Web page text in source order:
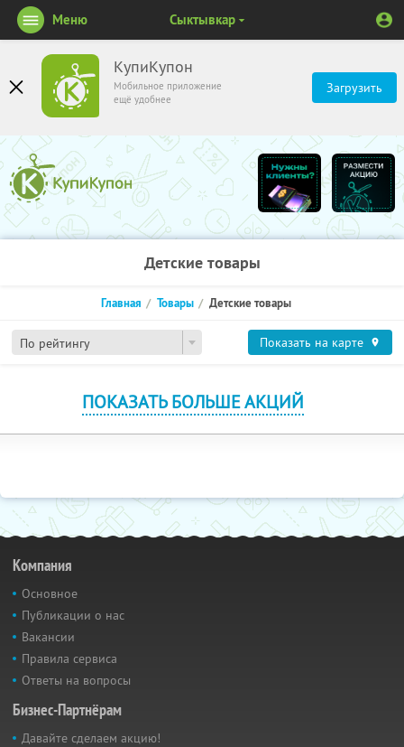
КупиКупон
Мобильное приложение
ещё удобнее
Загрузить
Меню Сыктывкар
Детские товары
По рейтингу
Главная Товары Детские товары
Показать на карте
ПОКАЗАТЬ БОЛЬШЕ АКЦИЙ
Компания
Основное
Публикации о нас
Вакансии
Правила сервиса
Ответы на вопросы
Бизнес-Партнёрам
Давайте сделаем акцию!